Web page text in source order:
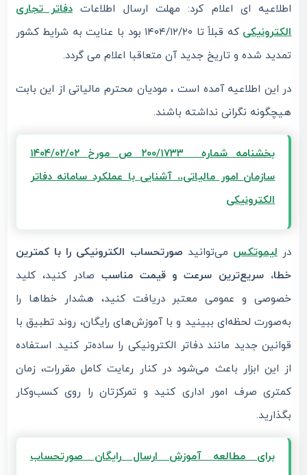
اطلاعیه ای اعلام کرد: مهلت ارسال اطلاعاتدفاتر تجاری
الکترونیکی
که قبلاً تا ۱۴۰۴/۱۲/۲۰ بود با عنایت به شرایط کشور
تمدید شده و تاریخ جدید آن متعاقبا اعلام می گردد.
در این اطلاعیه آمده است ، مودیان محترم مالیاتی از این بابت
هیچگونه نگرانی نداشته باشند.
بخشنامه شماره ۲۰۰/۱۷۳۳ ص مورخ ۱۴۰۴/۰۲/۰۲
سازمان امور مالیاتی،، آشنایی با عملکرد سامانه دفاتر
الکترونیکی
درلیموتکس می‌توانید صورتحساب الکترونیکی را با کمترین
خطا، سریع‌ترین سرعت و قیمت مناسب صادر کنید، کلید
خصوصی و عمومی معتبر دریافت کنید، هشدار خطاها را
به‌صورت لحظه‌ای ببینید و با آموزش‌های رایگان، روند تطبیق با
قوانین جدید مانند دفاتر الکترونیکی را ساده‌تر کنید. استفاده
از این ابزار باعث می‌شود در کنار رعایت کامل مقررات، زمان
کمتری صرف امور اداری کنید و تمرکزتان را روی کسب‌وکار
بگذارید.
برای مطالعه آموزش ارسال رایگان صورتحساب